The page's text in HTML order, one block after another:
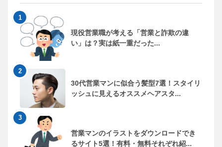
現役営業職が考える「営業と詐欺の違
い」は？実は紙一重だった...
30代営業マンに似合う髪型7選！スタイリ
ッシュに見えるオススメヘアスタ...
営業マンのイラストをダウンロードでき
るサイト5選！有料・無料それぞれ紹...